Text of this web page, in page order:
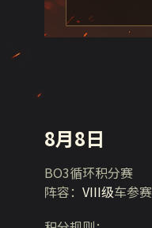
8月8日
BO3循环积分赛
阵容： VIII级车参赛​